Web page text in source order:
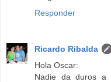
Responder
Ricardo Ribalda
Hola Oscar:
Nadie da duros a